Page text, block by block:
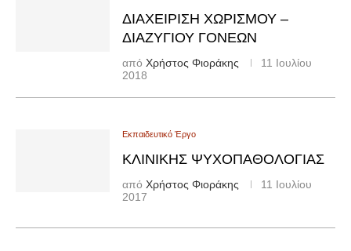
ΔΙΑΧΕΊΡΙΣΗ ΧΩΡΙΣΜΟΎ –
ΔΙΑΖΥΓΊΟΥ ΓΟΝΈΩΝ
από Χρήστος Φιοράκης
11 Ιουλίου
2018
Εκπαιδευτικό Έργο
ΚΛΙΝΙΚΉΣ ΨΥΧΟΠΑΘΟΛΟΓΊΑΣ
από Χρήστος Φιοράκης
11 Ιουλίου
2017